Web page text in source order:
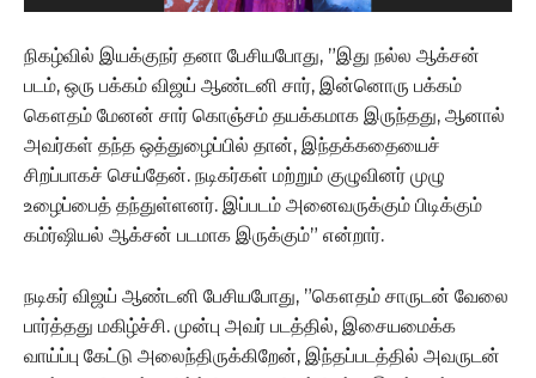
நிகழ்வில் இயக்குநர் தனா பேசியபோது, ”இது நல்ல ஆக்சன்
படம், ஒரு பக்கம் விஜய் ஆண்டனி சார், இன்னொரு பக்கம்
கௌதம் மேனன் சார் கொஞ்சம் தயக்கமாக இருந்தது, ஆனால்
அவர்கள் தந்த ஒத்துழைப்பில் தான், இந்தக்கதையைச்
சிறப்பாகச் செய்தேன். நடிகர்கள் மற்றும் குழுவினர் முழு
உழைப்பைத் தந்துள்ளனர். இப்படம் அனைவருக்கும் பிடிக்கும்
கம்ர்ஷியல் ஆக்சன் படமாக இருக்கும்” என்றார்.
நடிகர் விஜய் ஆண்டனி பேசியபோது, ”கௌதம் சாருடன் வேலை
பார்த்தது மகிழ்ச்சி. முன்பு அவர் படத்தில், இசையமைக்க
வாய்ப்பு கேட்டு அலைந்திருக்கிறேன், இந்தப்படத்தில் அவருடன்